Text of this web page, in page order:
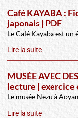
Café KAYABA :
japonais | PDF
Le Café Kayaba est
Lire la suite
MUSÉE AVEC
lecture | exercice
Le musée Nezu à
Lire la suite